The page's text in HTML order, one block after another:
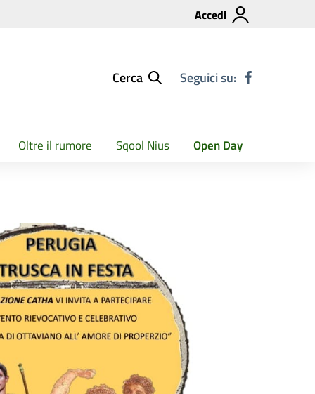
Accedi
Cerca Seguici su:
Oltre il rumore Sqool Nius Open Day